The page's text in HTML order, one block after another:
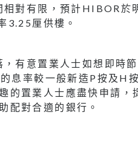
對有限，預計HIBOR於
3.25厘供樓。
有意置業人士如想即時
息率較一般新造P按及H
的置業人士應盡快申請，
配對合適的銀行。